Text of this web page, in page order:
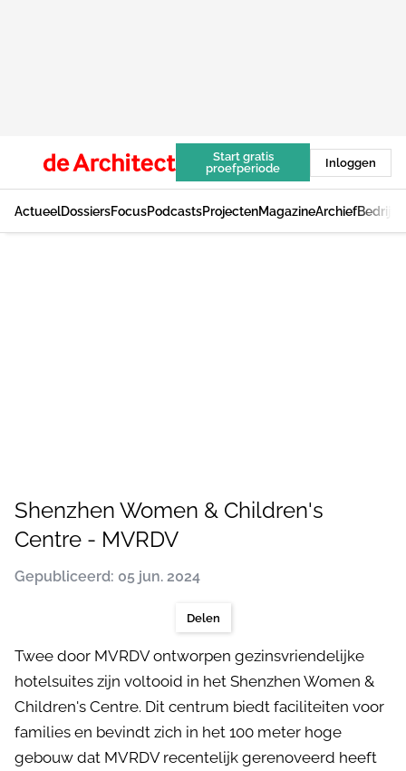
Start gratis
proefperiode
Inloggen
ActueelDossiersFocusPodcastsProjectenMagazineArchief
Shenzhen Women & Children's
Centre - MVRDV
Gepubliceerd: 05 jun. 2024
Delen
Twee door MVRDV ontworpen gezinsvriendelijke
hotelsuites zijn voltooid in het Shenzhen Women &
Children's Centre. Dit centrum biedt faciliteiten voor
families en bevindt zich in het 100 meter hoge
gebouw dat MVRDV recentelijk gerenoveerd heeft